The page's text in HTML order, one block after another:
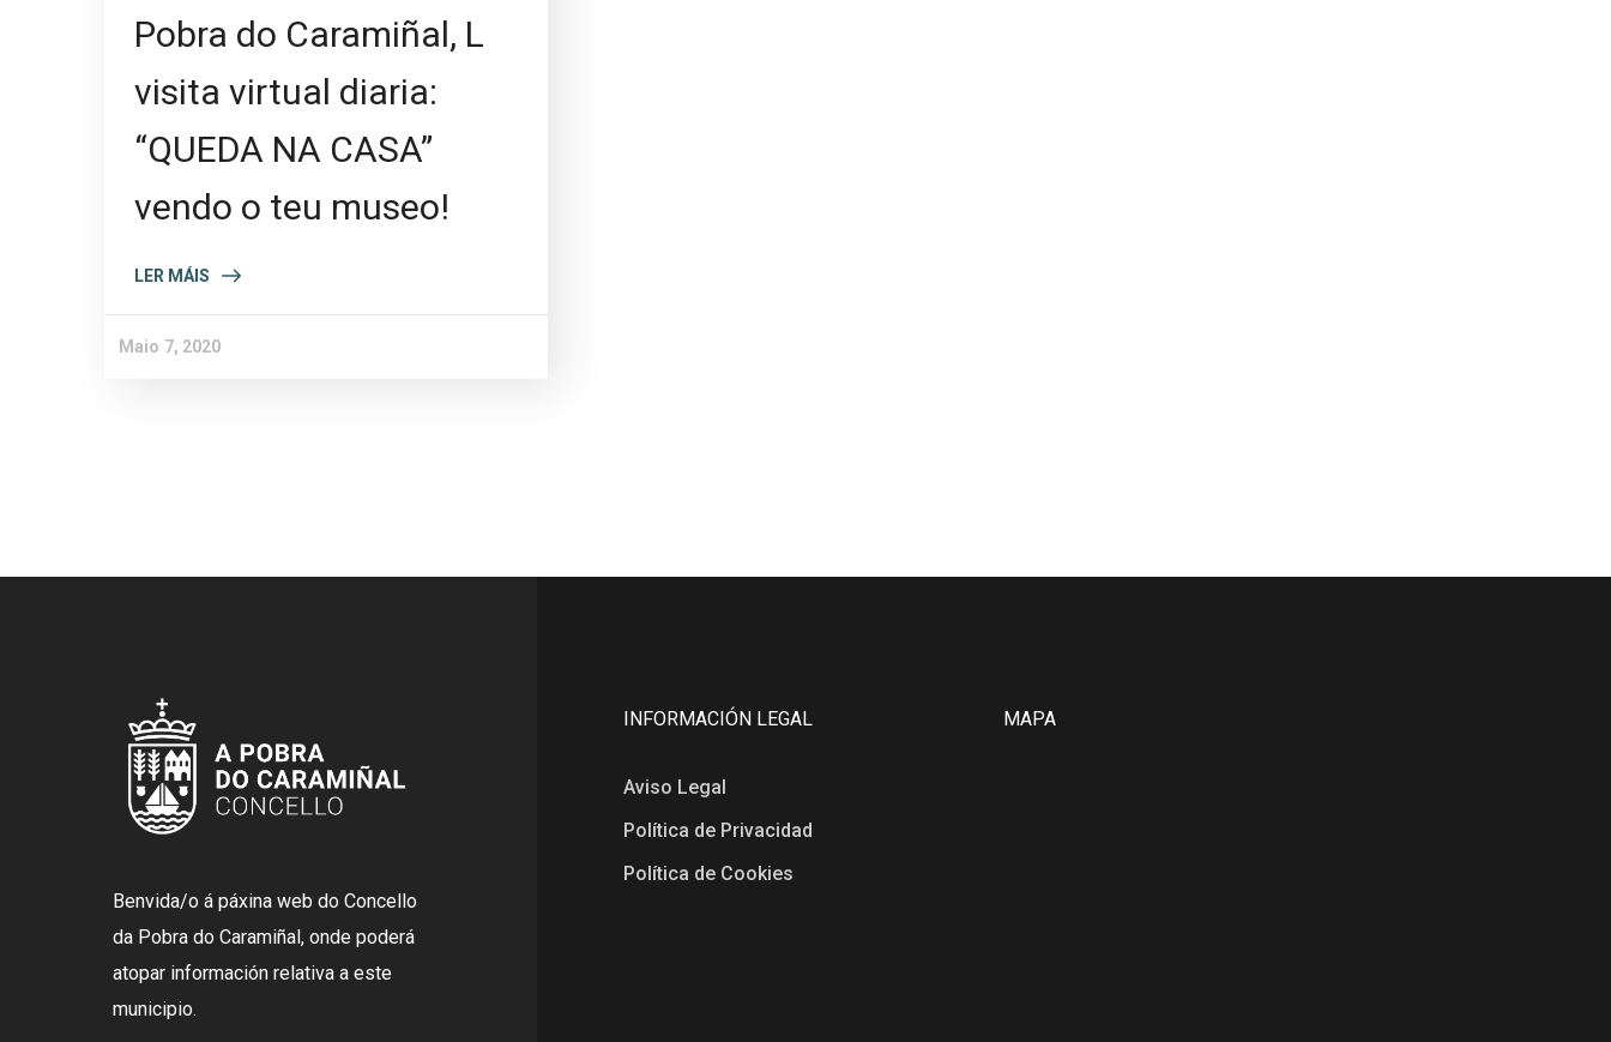
Pobra do Caramiñal, L
visita virtual diaria:
“QUEDA NA CASA”
vendo o teu museo!
LER MÁIS
Maio 7, 2020
Benvida/o á páxina web do Concello
da Pobra do Caramiñal, onde poderá
atopar información relativa a este
municipio.
INFORMACIÓN LEGAL
Aviso Legal
Política de Privacidad
Política de Cookies
MAPA